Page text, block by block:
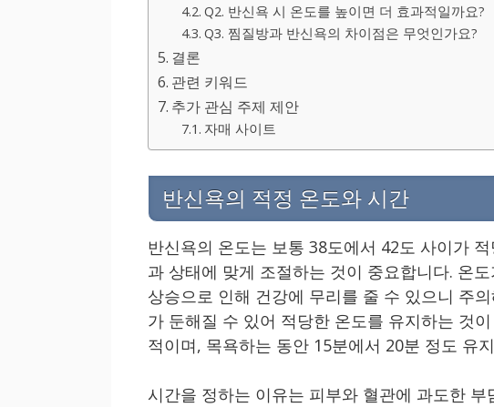
Q2. 반신욕 시 온도를 높이면 더 효과적일까요?
Q3. 찜질방과 반신욕의 차이점은 무엇인가요?
결론
관련 키워드
추가 관심 주제 제안
자매 사이트
반신욕의 적정 온도와 시간
반신욕의 온도는 보통 38도에서 42도 사이가
과 상태에 맞게 조절하는 것이 중요합니다. 온
상승으로 인해 건강에 무리를 줄 수 있으니 주
가 둔해질 수 있어 적당한 온도를 유지하는 것
적이며, 목욕하는 동안 15분에서 20분 정도 유
시간을 정하는 이유는 피부와 혈관에 과도한